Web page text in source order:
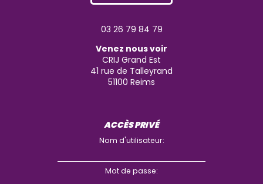
03 26 79 84 79
Venez nous voir
CRIJ Grand Est
41 rue de Talleyrand
51100 Reims
ACCÈS PRIVÉ
Nom d'utilisateur:
Mot de passe: